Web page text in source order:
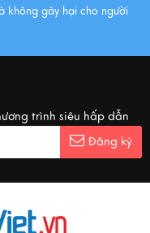
không gây hại cho người
trình siêu hấp dẫn
Đăng ký